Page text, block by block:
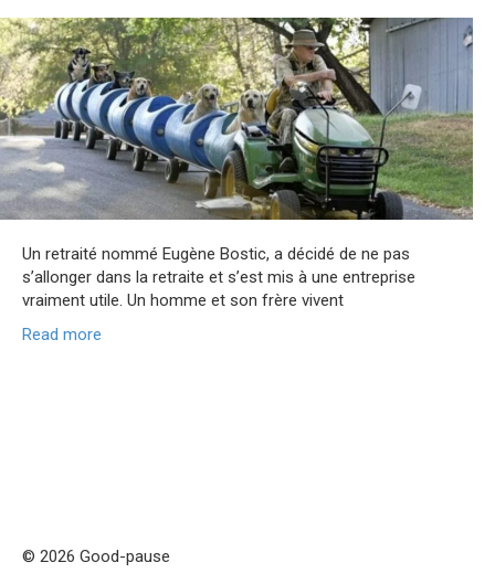
Un retraité nommé Eugène Bostic, a décidé de ne pas
s’allonger dans la retraite et s’est mis à une entreprise
vraiment utile. Un homme et son frère vivent
Read more
© 2026 Good-pause